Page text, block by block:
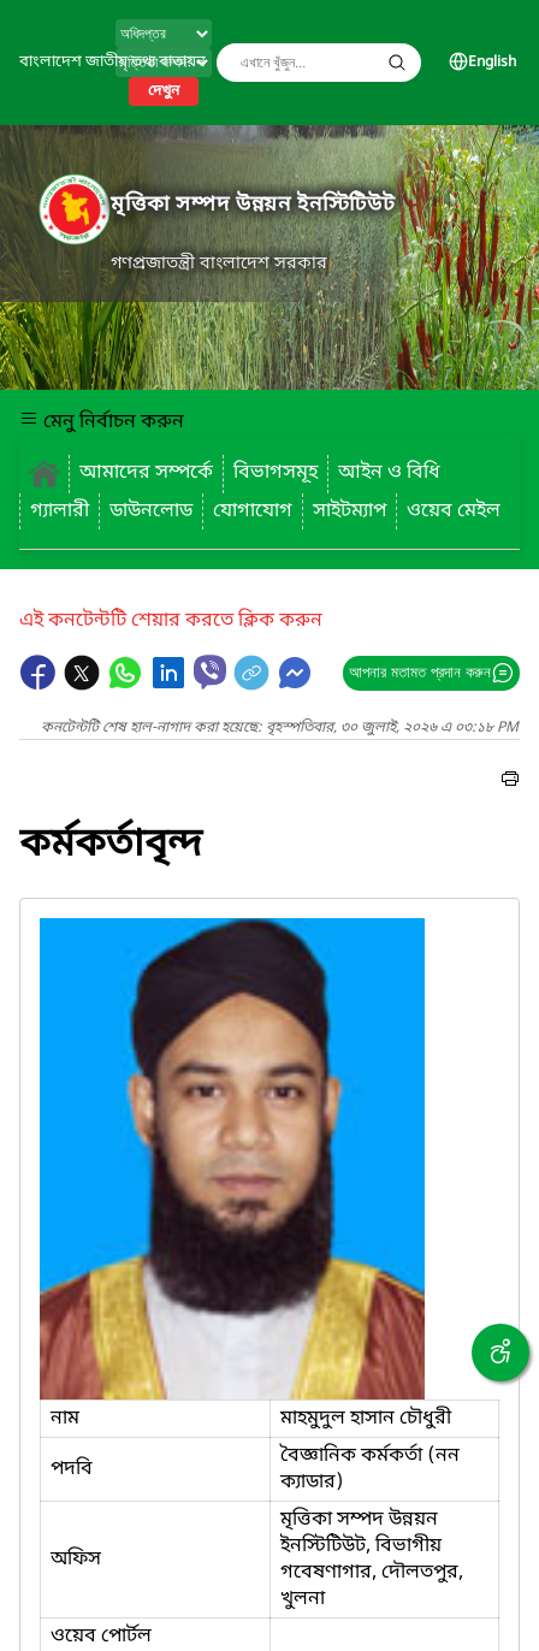
বাংলাদেশ জাতীয় তথ্য বাতায়ন
দেখুন
English
মৃত্তিকা সম্পদ উন্নয়ন ইনস্টিটিউট
গণপ্রজাতন্ত্রী বাংলাদেশ সরকার
মেনু নির্বাচন করুন
আমাদের সম্পর্কে
বিভাগসমূহ
আইন ও বিধি
গ্যালারী
ডাউনলোড যোগাযোগ সাইটম্যাপ ওয়েব মেইল
এই কনটেন্টটি শেয়ার করতে ক্লিক করুন
আপনার মতামত প্রদান করুন
কনটেন্টটি শেষ হাল-নাগাদ করা হয়েছে: বৃহস্পতিবার, ৩০ জুলাই, ২০২৬ এ ০৩:১৮ PM
কর্মকর্তাবৃন্দ
নাম
মাহমুদুল হাসান চৌধুরী
পদবি
বৈজ্ঞানিক কর্মকর্তা (নন
ক্যাডার)
অফিস
মৃত্তিকা সম্পদ উন্নয়ন
ইনস্টিটিউট, বিভাগীয়
গবেষণাগার, দৌলতপুর,
খুলনা
ওয়েব পোর্টল